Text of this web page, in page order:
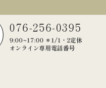
076-256-0395
9:00~17:00 ＊1/1・2定休
オンライン専用電話番号